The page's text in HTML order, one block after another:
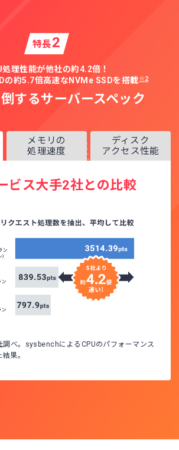
特長2
処理性能が他社の約4.2倍！
の約5.7倍高速なNVMe SSDを搭載※2
するサーバースペック
メモリの
処理速度
ディスク
アクセス性能
ビス大手2社との比較
べ。sysbenchによるCPUのパフォーマンス
果。